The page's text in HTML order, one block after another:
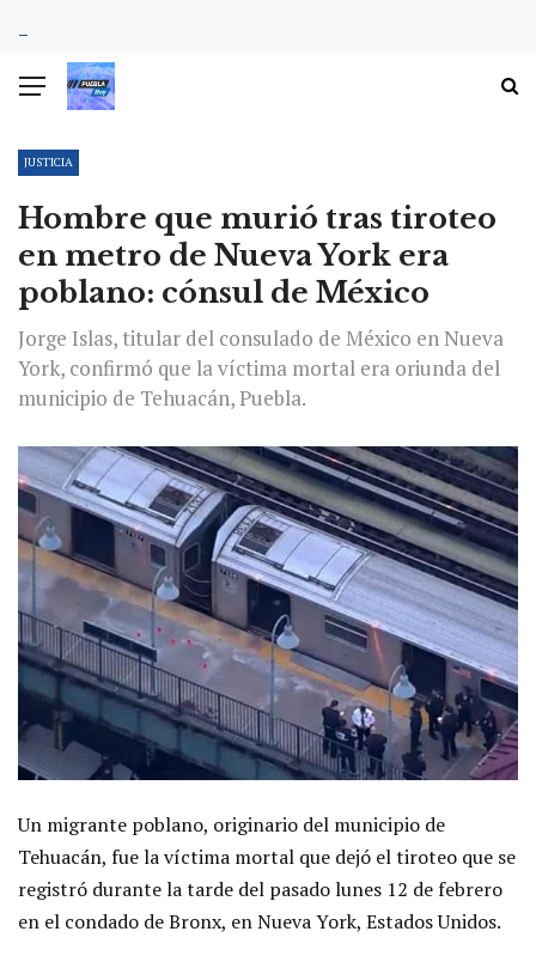
JUSTICIA
Hombre que murió tras tiroteo
en metro de Nueva York era
poblano: cónsul de México
Jorge Islas, titular del consulado de México en Nueva
York, confirmó que la víctima mortal era oriunda del
municipio de Tehuacán, Puebla.
Un migrante poblano, originario del municipio de
Tehuacán, fue la víctima mortal que dejó el tiroteo que se
registró durante la tarde del pasado lunes 12 de febrero
en el condado de Bronx, en Nueva York, Estados Unidos.